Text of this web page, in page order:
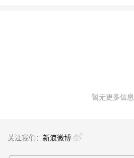
暂无更多信息
关注我们： 新浪微博